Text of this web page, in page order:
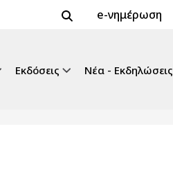
Header Top 2
e-νημέρωση
Εκδόσεις Νέα - Εκδηλώσεις